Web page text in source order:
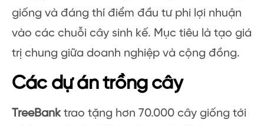
giống và đáng thí điểm đầu tư phi lợi nhuận
vào các chuỗi cây sinh kế. Mục tiêu là tạo giá
trị chung giữa doanh nghiệp và cộng đồng.
Các dự án trồng cây
TreeBanktrao tặng hơn 70.000 cây giống tới